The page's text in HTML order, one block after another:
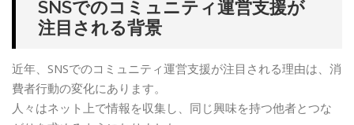
SNSでのコミュニティ運営支援が
注目される背景
近年、SNSでのコミュニティ運営支援が注目される理由は、消
費者行動の変化にあります。
人々はネット上で情報を収集し、同じ興味を持つ他者とつな